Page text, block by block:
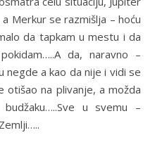
Merkur se razmišlja – hoću
da tapkam u mestu i da
da, naravno –
negde a kao da nije i vidi se
otišao na plivanje, a možda
u svemu –